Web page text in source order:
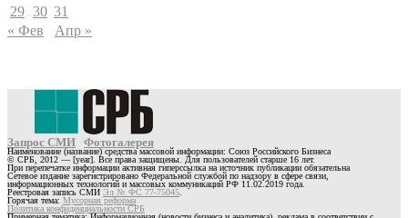
29 30 31
« Фев
Апр »
Запрос СМИ Фотогалерея
Наименование (название) средства массовой информации: Союз Российского Бизнеса
© СРБ, 2012 — [year]. Все права защищены. Для пользователей старше 16 лет.
При перепечатке информации активная гиперссылка на источник публикации обязательна
Сетевое издание зарегистрировано Федеральной службой по надзору в сфере связи,
информационных технологий и массовых коммуникаций РФ 11.02.2019 года.
Реестровая запись СМИ Эл № ФС 77-75045
Горячая тема: Мусорная реформа
Политика конфиденциальности СРБ